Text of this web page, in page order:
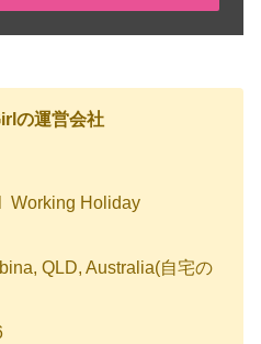
の運営会社
Working Holiday
QLD, Australia(自宅の